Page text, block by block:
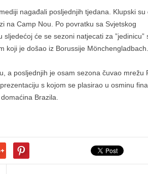
nagađali posljednjih tjedana. Klupski su
na Camp Nou. Po povratku sa Svjetskog
će se sezoni natjecati za ”jedinicu”
koji je došao iz Borussije Mönchengladbach.
a posljednjih je osam sezona čuvao mrežu
s kojom se plasirao u osminu
Brazila.